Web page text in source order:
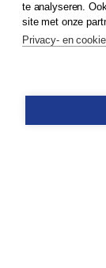
Klantenservice
Service &
Contact
te analyseren.
site met onze
Privacy- en